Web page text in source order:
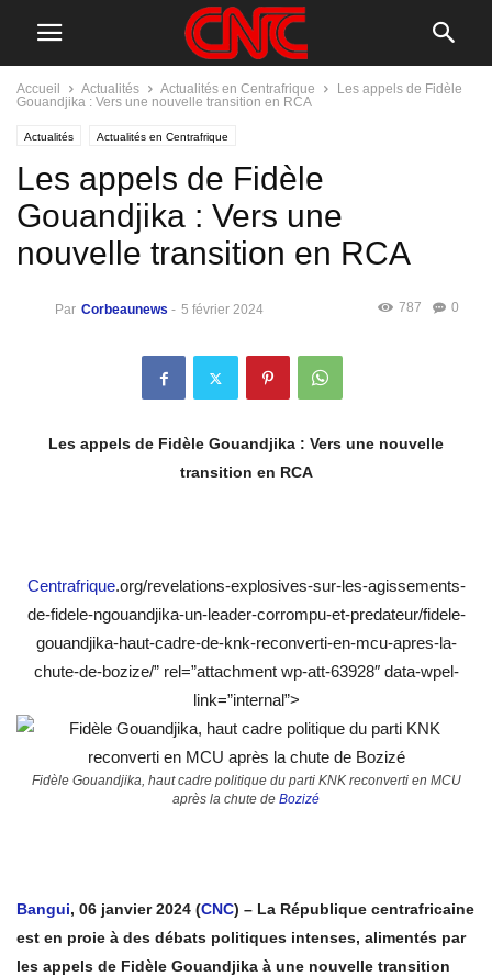
Accueil Actualités Actualités en Centrafrique
Les appels de Fidèle
Gouandjika : Vers une nouvelle transition en RCA
Actualités Actualités en Centrafrique
Les appels de Fidèle
Gouandjika : Vers une
nouvelle transition en RCA
Par Corbeaunews - 5 février 2024 0
787
Les appels de Fidèle Gouandjika : Vers une nouvelle
transition en RCA
Centrafrique.org/revelations-explosives-sur-les-agissements-
de-fidele-ngouandjika-un-leader-corrompu-et-predateur/fidele-
gouandjika-haut-cadre-de-knk-reconverti-en-mcu-apres-la-
chute-de-bozize/” rel=”attachment wp-att-63928″ data-wpel-
link=”internal”>
Fidèle Gouandjika, haut cadre politique du parti KNK reconverti en MCU
après la chute de Bozizé
Bangui, 06 janvier 2024 (CNC) – La République centrafricaine
est en proie à des débats politiques intenses, alimentés par
les appels de Fidèle Gouandjika à une nouvelle transition